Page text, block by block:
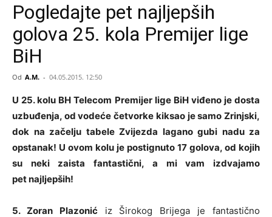
Pogledajte pet najljepših
golova 25. kola Premijer lige
BiH
Od A.M. - 04.05.2015. 12:50
U 25. kolu BH Telecom Premijer lige BiH viđeno je dosta
uzbuđenja, od vodeće četvorke kiksao je samo Zrinjski,
dok na začelju tabele Zvijezda lagano gubi nadu za
opstanak! U ovom kolu je postignuto 17 golova, od kojih
su neki zaista fantastični, a mi vam izdvajamo
pet najljepših!
5. Zoran Plazonićiz Širokog Brijega je fantastično